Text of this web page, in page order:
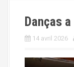
Danças
14 avril 2026